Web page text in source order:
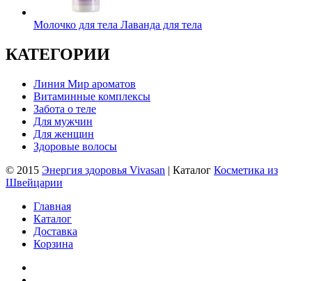
Молочко для тела Лаванда для тела
КАТЕГОРИИ
Линия Мир ароматов
Витаминные комплексы
Забота о теле
Для мужчин
Для женщин
Здоровые волосы
© 2015 Энергия здоровья Vivasan | Каталог Косметика из
Швейцарии
Главная
Каталог
Доставка
Корзина